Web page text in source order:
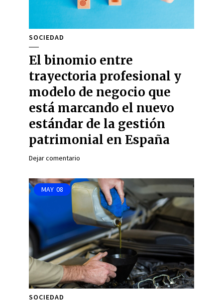
SOCIEDAD
El binomio entre
trayectoria profesional y
modelo de negocio que
está marcando el nuevo
estándar de la gestión
patrimonial en España
Dejar comentario
MAY 08
SOCIEDAD